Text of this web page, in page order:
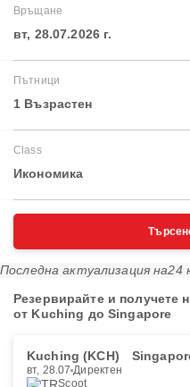
Връщане
вт, 28.07.2026 г.
Пътници
1 Възрастен
Class
Икономика
Последна актуализация на24
Резервирайте и получете
от Kuching до Singapore
Kuching (KCH)
вт, 28.07 Директен
Scoot